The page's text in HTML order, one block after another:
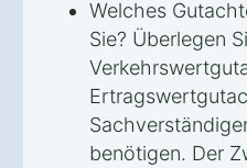
Welches
Sie? Überlegen
benötigen. Der